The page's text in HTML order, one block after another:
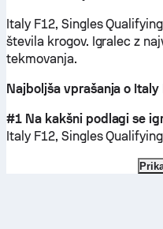
Italy F12, Singles
števila krogov. Igralec z
tekmovanja.
Najboljša vprašanja o
#1 Na kakšni podlagi se
Italy F12, Singles